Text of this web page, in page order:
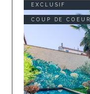
EXCLUSIF
COUP DE COEUR